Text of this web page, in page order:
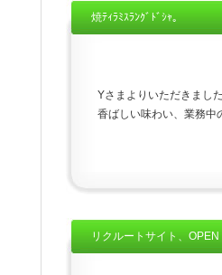
焼ﾃｨﾗﾐｽﾗﾝｸﾞﾄﾞｼｬ。
Yさまよりいただきました
香ばしい味わい、業務中
リクルートサイト、OPEN